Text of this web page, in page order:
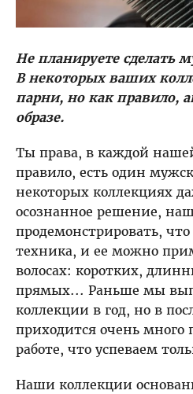
Не планируете сделать
В некоторых ваших
парни, но как правило,
образе.
Ты права, в каждой
правило, есть один
некоторых коллекциях
осознанное решение,
продемонстрировать,
техника, и ее можно
волосах: коротких,
прямых... Раньше мы
коллекции в год, но в
приходится очень много
работе, что успеваем
Наши коллекции